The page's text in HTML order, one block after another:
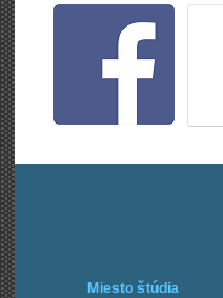
Miesto štúdia